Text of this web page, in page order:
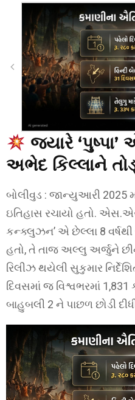
જ્યારે ‘પુષ્પા’
અભેદ કિલ્લાને
બોલીવુડ : જાન્યુઆરી 2025
ઇતિહાસ રચાયો હતો.
કન્ક્લુઝન’ એ છેલ્લા 8 વર્ષથી
હતો, તે તાજ અલ્લુ અર્જુને
રિલીઝ થયેલી સુકુમાર
દિવસમાં જ વિશ્વભરમાં 1,831
બાહુબલી 2 ને પાછળ છોડી